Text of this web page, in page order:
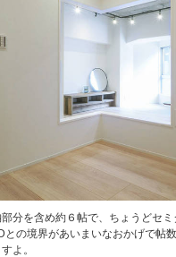
分を含め約６帖で、ちょうどセ
との境界があいまいなおかげで帖
よ。